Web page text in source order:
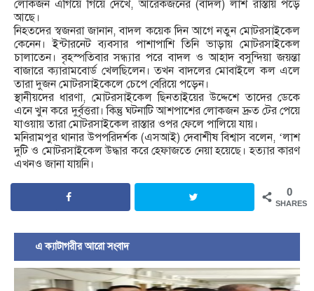
লোকজন এগিয়ে গিয়ে দেখে, আরেকজনের (বাদল) লাশ রাস্তায় পড়ে
আছে।
নিহতদের স্বজনরা জানান, বাদল কয়েক দিন আগে নতুন মোটরসাইকেল
কেনেন। ইন্টারনেট ব্যবসার পাশাপাশি তিনি ভাড়ায় মোটরসাইকেল
চালাতেন। বৃহস্পতিবার সন্ধ্যার পরে বাদল ও আহাদ বসুন্দিয়া জয়ন্তা
বাজারে ক্যারামবোর্ড খেলছিলেন। তখন বাদলের মোবাইলে কল এলে
তারা দুজন মোটরসাইকেলে চেপে বেরিয়ে পড়েন।
স্থানীয়দের ধারণা, মোটরসাইকেল ছিনতাইয়ের উদ্দেশে তাদের ডেকে
এনে খুন করে দুর্বৃত্তরা। কিন্তু ঘটনাটি আশপাশের লোকজন দ্রুত টের পেয়ে
যাওয়ায় তারা মোটরসাইকেল রাস্তার ওপর ফেলে পালিয়ে যায়।
মনিরামপুর থানার উপপরিদর্শক (এসআই) দেবাশীষ বিশ্বাস বলেন, ‘লাশ
দুটি ও মোটরসাইকেল উদ্ধার করে হেফাজতে নেয়া হয়েছে। হত্যার কারণ
এখনও জানা যায়নি।
0
SHARES
এ ক্যাটাগরীর আরো সংবাদ